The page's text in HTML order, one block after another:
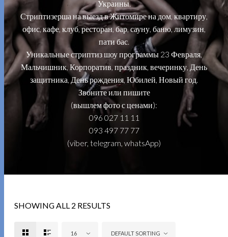
Украины.
Стриптизерша на выезд в Житомире на дом, квартиру,
офис, кафе, клуб, ресторан, бар, сауну, баню, лимузин,
пати бас.
Уникальные стриптиз шоу программы 23 Февраля,
Мальчишник, Корпоратив, праздник, вечеринку, День
защитника, День рождения, Юбилей, Новый год.
Звоните или пишите
(вышлем фото с ценами):
096 027 11 11
093 497 77 77
(viber, telegram, whatsApp)
SHOWING ALL 2 RESULTS
16 DEFAULT SORTING